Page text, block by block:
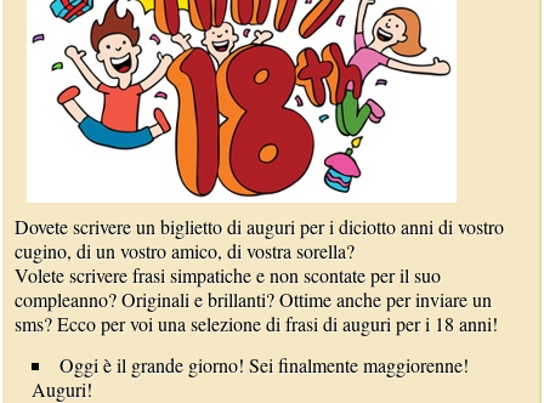
Dovete scrivere un biglietto di auguri per i diciotto anni di vostro
cugino, di un vostro amico, di vostra sorella?
Volete scrivere frasi simpatiche e non scontate per il suo
compleanno? Originali e brillanti? Ottime anche per inviare un
sms? Ecco per voi una selezione di frasi di auguri per i 18 anni!
Oggi è il grande giorno! Sei finalmente maggiorenne!
Auguri!